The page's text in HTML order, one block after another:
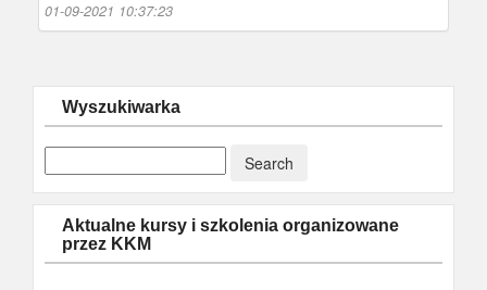
01-09-2021 10:37:23
Wyszukiwarka
Aktualne kursy i szkolenia organizowane
przez KKM